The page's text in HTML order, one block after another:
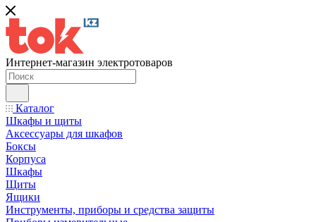
Интернет-магазин электротоваров
Каталог
Шкафы и щиты
Аксессуары для шкафов
Боксы
Корпуса
Шкафы
Щиты
Ящики
Инструменты, приборы и средства защиты